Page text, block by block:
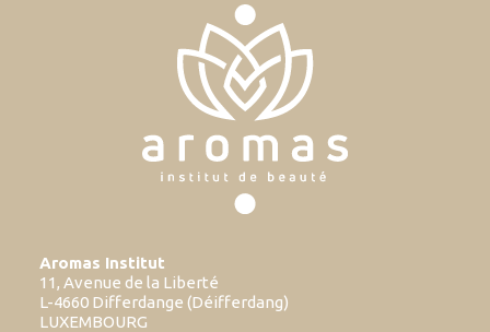
Aromas Institut
11, Avenue de la Liberté
L-4660 Differdange (Déifferdang)
LUXEMBOURG